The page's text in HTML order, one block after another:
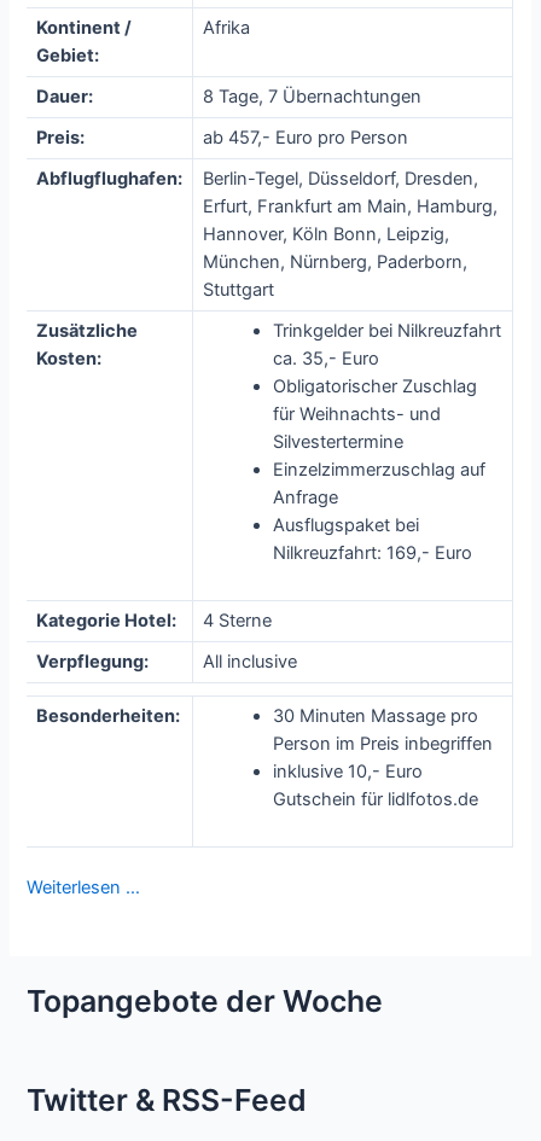
Kontinent /
Gebiet:
Afrika
Dauer:
8 Tage, 7 Übernachtungen
Preis:
ab 457,- Euro pro Person
Abflugflughafen:
Berlin-Tegel, Düsseldorf, Dresden,
Erfurt, Frankfurt am Main, Hamburg,
Hannover, Köln Bonn, Leipzig,
München, Nürnberg, Paderborn,
Stuttgart
Zusätzliche
Kosten:
Trinkgelder bei Nilkreuzfahrt
ca. 35,- Euro
Obligatorischer Zuschlag
für Weihnachts- und
Silvestertermine
Einzelzimmerzuschlag auf
Anfrage
Ausflugspaket bei
Nilkreuzfahrt: 169,- Euro
Kategorie Hotel:
4 Sterne
Verpflegung:
All inclusive
Besonderheiten:
30 Minuten Massage pro
Person im Preis inbegriffen
inklusive 10,- Euro
Gutschein für lidlfotos.de
Weiterlesen …
Topangebote der Woche
Twitter & RSS-Feed